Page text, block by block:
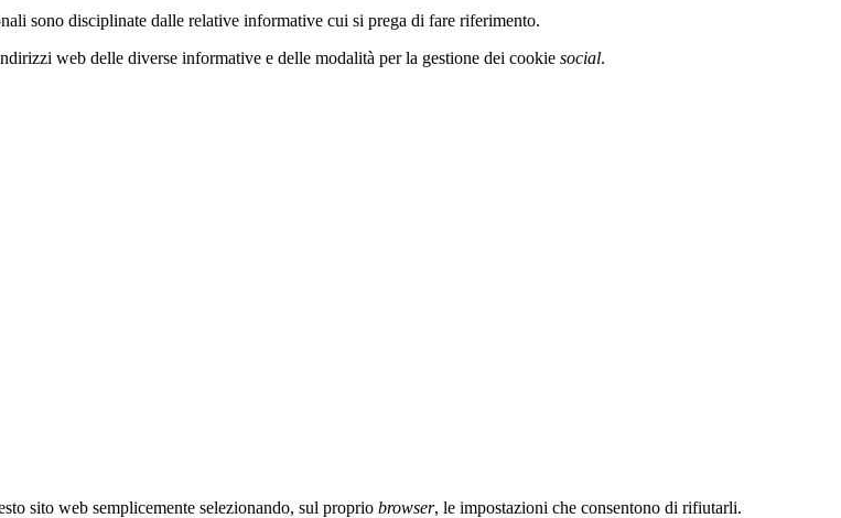
sono disciplinate dalle relative informative cui si prega di fare riferimento.
web delle diverse informative e delle modalità per la gestione dei cookie social.
sito web semplicemente selezionando, sul proprio browser, le impostazioni che consentono di rifiutarli.